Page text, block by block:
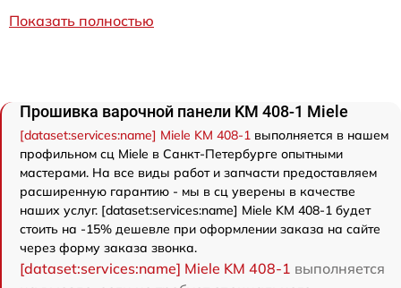
Показать полностью
Прошивка варочной панели KM 408-1 Miele
[dataset:services:name] Miele KM 408-1 выполняется в нашем
профильном сц Miele в Санкт-Петербурге опытными
мастерами. На все виды работ и запчасти предоставляем
расширенную гарантию - мы в сц уверены в качестве
наших услуг. [dataset:services:name] Miele KM 408-1 будет
стоить на -15% дешевле при оформлении заказа на сайте
через форму заказа звонка.
[dataset:services:name] Miele KM 408-1 выполняется